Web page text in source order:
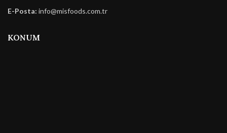
E-Posta: info@misfoods.com.tr
KONUM